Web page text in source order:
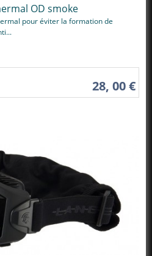
OD smoke
pour éviter la formation de
28, 00 €